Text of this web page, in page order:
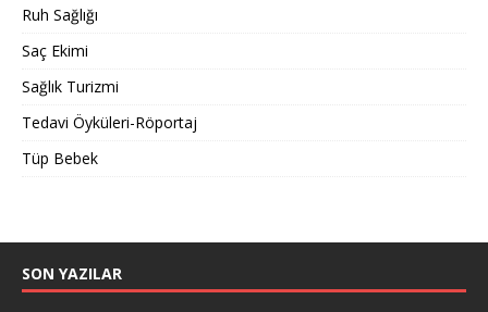
Ruh Sağlığı
Saç Ekimi
Sağlık Turizmi
Tedavi Öyküleri-Röportaj
Tüp Bebek
SON YAZILAR